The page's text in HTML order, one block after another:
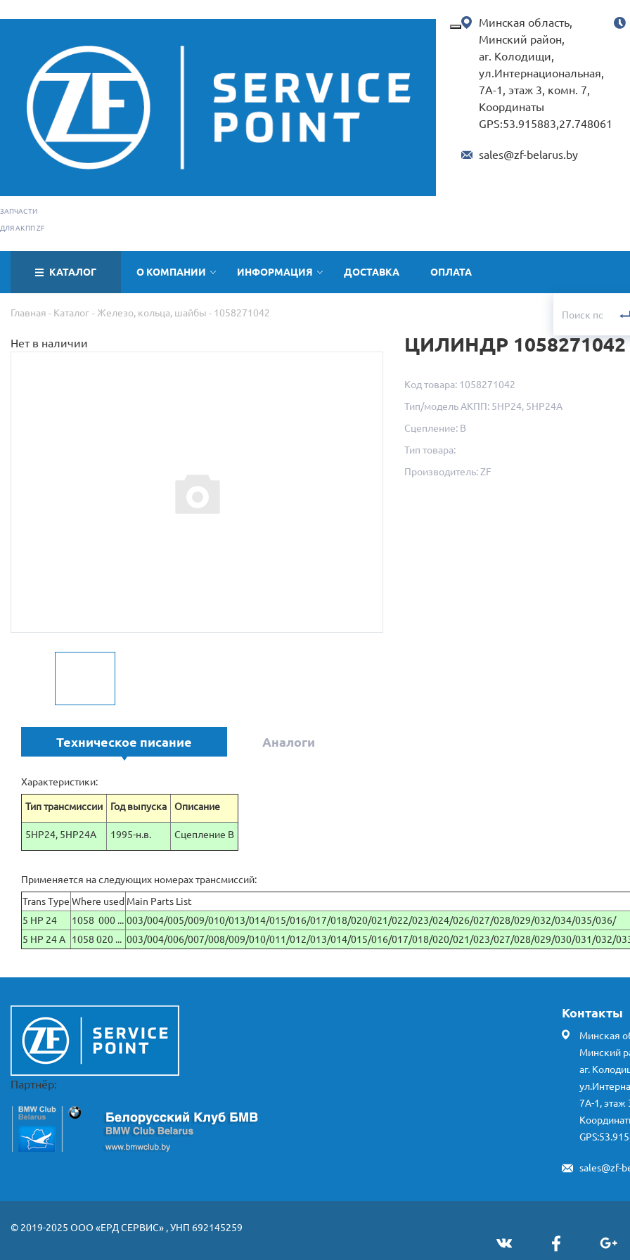
ЗАПЧАСТИ
ДЛЯ АКПП ZF
Минская область,
Минский район,
аг. Колодищи,
ул.Интернациональная,
7А-1, этаж 3, комн. 7,
Координаты
GPS:53.915883,27.748061
sales@zf-belarus.by
КАТАЛОГ О КОМПАНИИ ИНФОРМАЦИЯ ДОСТАВКА ОПЛАТА
Главная Каталог Железо, кольца, шайбы 1058271042
Нет в наличии ЦИЛИНДР 1058271042
Код товара: 1058271042
Тип/модель АКПП: 5HP24, 5HP24A
Сцепление: B
Тип товара:
Производитель: ZF
Техническое писание Аналоги
Характеристики:
Тип трансмиссии Год выпуска Описание
5HP24, 5HP24A 1995-н.в. Сцепление B
Применяется на следующих номерах трансмиссий:
Trans Type Where used Main Parts List
5 HP 24
1058 000 ... 003/004/005/009/010/013/014/015/016/017/018/020/021/022/023/024/026/027/028/029/032/034/035/036/
5 HP 24 A
1058 020 ... 003/004/006/007/008/009/010/011/012/013/014/015/016/017/018/020/021/023/027/028/029/030/031/032/
Партнёр:
Контакты
Минская
Минский
аг.
7А-1, этаж
sales@zf-
© 2019-2025 ООО «ЕРД СЕРВИС» , УНП 692145259